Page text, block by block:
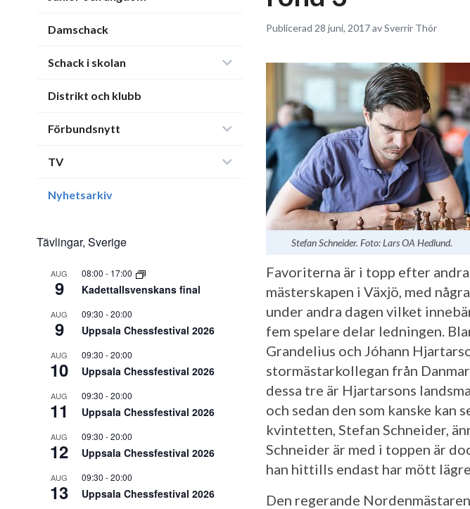
Damschack
Schack i skolan
Distrikt och klubb
Förbundsnytt
TV
Nyhetsarkiv
Tävlingar, Sverige
AUG
9
08:00 - 17:00
Kadettallsvenskans final
AUG
9
09:30 -20:00
Uppsala Chessfestival 2026
AUG
10
09:30 -20:00
Uppsala Chessfestival 2026
AUG
11
09:30 -20:00
Uppsala Chessfestival 2026
AUG
12
09:30 -20:00
Uppsala Chessfestival 2026
AUG
13
09:30 -20:00
Uppsala Chessfestival 2026
Publicerad 28 juni, 2017 av Sverrir Thór
Stefan Schneider. Foto: Lars OA Hedlund.
Favoriterna är i topp efter
mästerskapen i Växjö, med
under andra dagen vilket
fem spelare delar ledningen.
Grandelius och Jóhann
stormästarkollegan från
dessa tre är Hjartarsons
och sedan den som kanske kan
kvintetten, Stefan Schneider,
Schneider är med i toppen är
han hittills endast har mött
Den regerande